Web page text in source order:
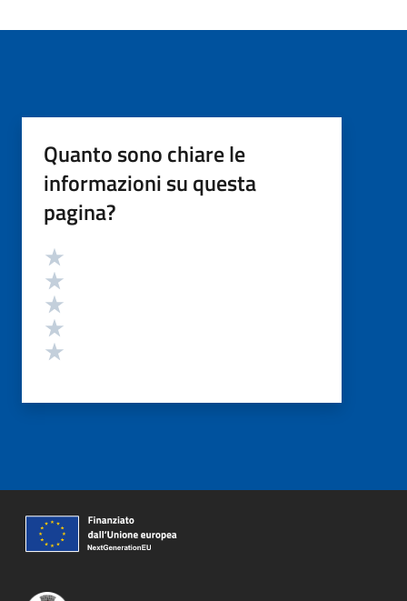
Quanto sono chiare le
informazioni su questa
pagina?
Valutazione